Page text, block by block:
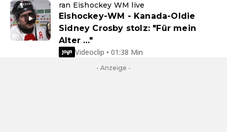
ran Eishockey WM live
Eishockey-WM - Kanada-Oldie
Sidney Crosby stolz: "Für mein
Alter …"
Videoclip • 01:38 Min
- Anzeige -